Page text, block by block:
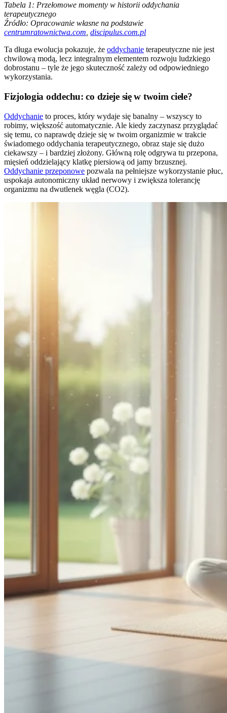
Tabela 1: Przełomowe momenty w historii oddychania
terapeutycznego
Źródło: Opracowanie własne na podstawie
centrumratownictwa.com discipulus.com.pl
Ta długa ewolucja pokazuje, że oddychanie terapeutyczne nie jest
chwilową modą, lecz integralnym elementem rozwoju ludzkiego
dobrostanu – tyle że jego skuteczność zależy od odpowiedniego
wykorzystania.
Fizjologia oddechu: co dzieje się w twoim ciele?
Oddychanie to proces, który wydaje się banalny – wszyscy to
robimy, większość automatycznie. Ale kiedy zaczynasz przyglądać
się temu, co naprawdę dzieje się w twoim organizmie w trakcie
świadomego oddychania terapeutycznego, obraz staje się dużo
ciekawszy – i bardziej złożony. Główną rolę odgrywa tu przepona,
mięsień oddzielający klatkę piersiową od jamy brzusznej.
Oddychanie przeponowe pozwala na pełniejsze wykorzystanie płuc,
uspokaja autonomiczny układ nerwowy i zwiększa tolerancję
organizmu na dwutlenek węgla (CO2).